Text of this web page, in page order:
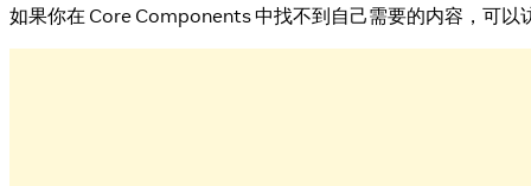
如果你在 Core Components 中找不到自己需要的内容，可以